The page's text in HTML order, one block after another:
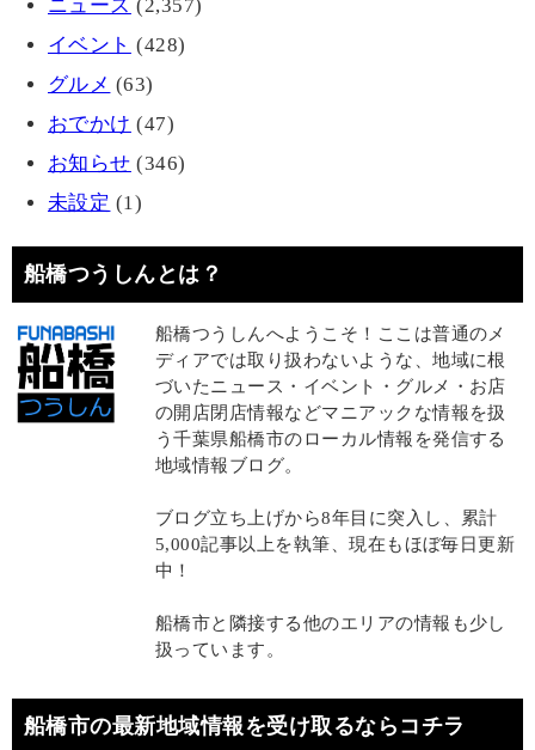
ニュース (2,357)
イベント (428)
グルメ (63)
おでかけ (47)
お知らせ (346)
未設定 (1)
船橋つうしんとは？
船橋つうしんへようこそ！ここは普通のメ
ディアでは取り扱わないような、地域に根
づいたニュース・イベント・グルメ・お店
の開店閉店情報などマニアックな情報を扱
う千葉県船橋市のローカル情報を発信する
地域情報ブログ。
ブログ立ち上げから8年目に突入し、累計
5,000記事以上を執筆、現在もほぼ毎日更新
中！
船橋市と隣接する他のエリアの情報も少し
扱っています。
船橋市の最新地域情報を受け取るならコチラ